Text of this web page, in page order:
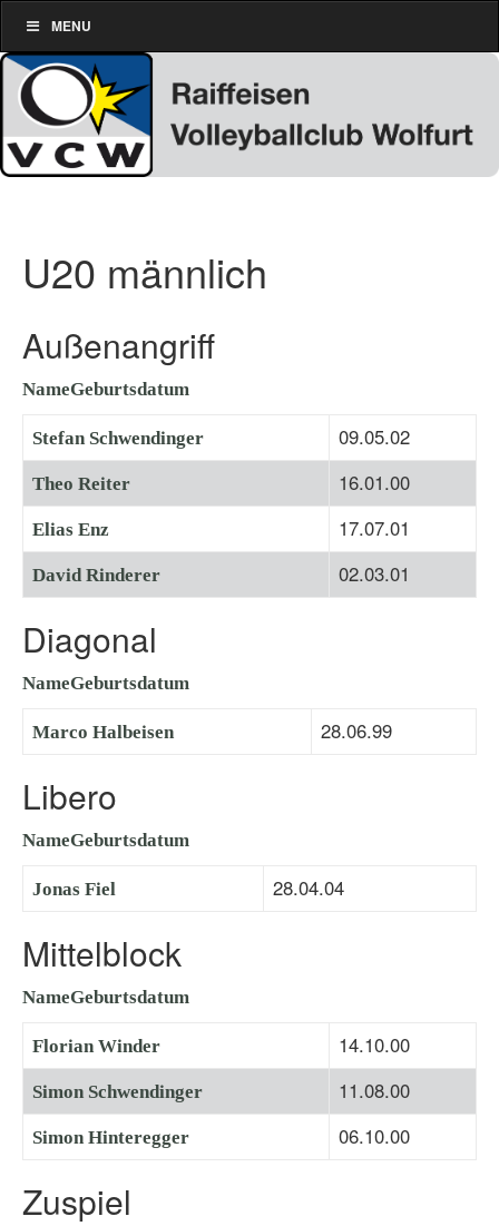
MENU
U20 männlich
Außenangriff
NameGeburtsdatum
Stefan Schwendinger 09.05.02
Theo Reiter 16.01.00
Elias Enz 17.07.01
David Rinderer 02.03.01
Diagonal
NameGeburtsdatum
Marco Halbeisen 28.06.99
Libero
NameGeburtsdatum
Jonas Fiel 28.04.04
Mittelblock
NameGeburtsdatum
Florian Winder 14.10.00
Simon Schwendinger 11.08.00
Simon Hinteregger 06.10.00
Zuspiel